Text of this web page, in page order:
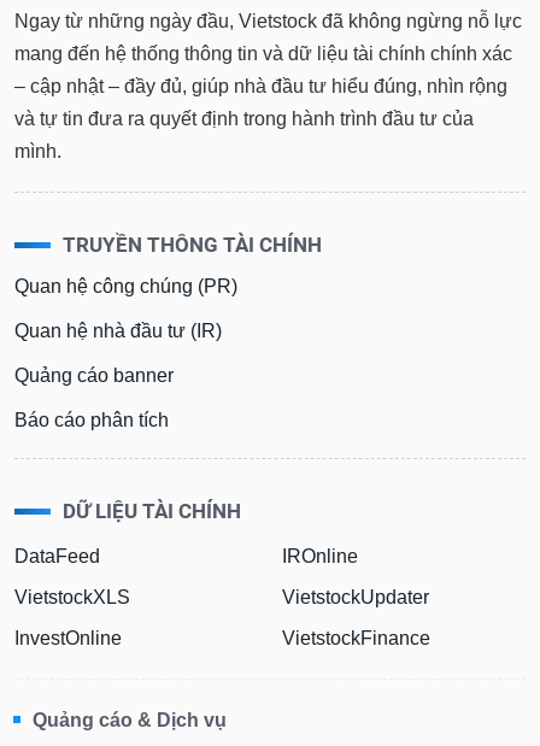
Ngay từ những ngày đầu, Vietstock đã không ngừng nỗ lực
mang đến hệ thống thông tin và dữ liệu tài chính chính xác
– cập nhật – đầy đủ, giúp nhà đầu tư hiểu đúng, nhìn rộng
và tự tin đưa ra quyết định trong hành trình đầu tư của
mình.
TRUYỀN THÔNG TÀI CHÍNH
Quan hệ công chúng (PR)
Quan hệ nhà đầu tư (IR)
Quảng cáo banner
Báo cáo phân tích
DỮ LIỆU TÀI CHÍNH
DataFeed
VietstockXLS
InvestOnline
IROnline
VietstockUpdater
VietstockFinance
Quảng cáo & Dịch vụ